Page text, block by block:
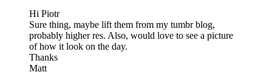
Hi Piotr
Sure thing, maybe lift them from my tumbr blog,
probably higher res. Also, would love to see a picture
of how it look on the day.
Thanks
Matt